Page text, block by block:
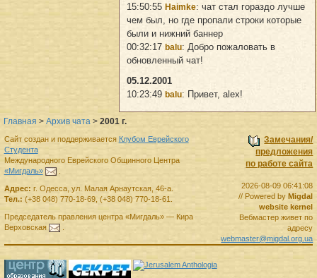
15:50:55 Haimke: чат стал гораздо лучше
чем был, но где пропали строки которые
были и нижний баннер
00:32:17 balu: Добро пожаловать в
обновленный чат!
05.12.2001
10:23:49 balu: Привет, alex!
Главная > Архив чата > 2001 г.
Замечания/
предложения
по работе сайта
2026-08-09 06:41:08
// Powered byMigdal
website kernel
Вебмастер живет по
адресу
webmaster@migdal.org.ua
Сайт создан и поддерживается Клубом Еврейского
Студента
Международного Еврейского Общинного Центра
«Мигдаль»
.
Адрес: г. Одесса, ул. Малая Арнаутская, 46-а.
Тел.: (+38 048) 770-18-69, (+38 048) 770-18-61
Председатель правленияцентра «Мигдаль»— Кира
Верховская
.